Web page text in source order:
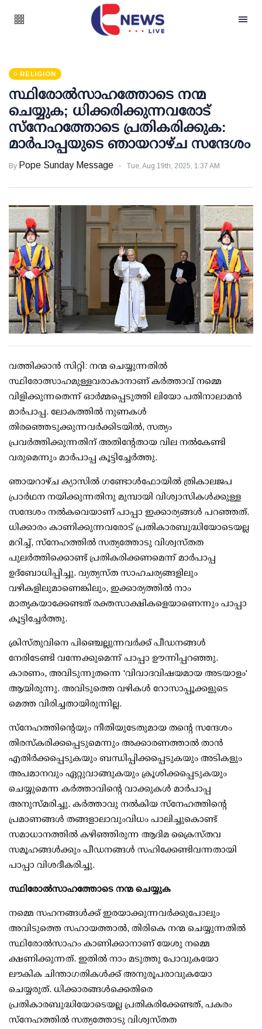
RELIGION
സ്ഥിരോൽസാഹത്തോടെ നന്മ
ചെയ്യുക; ധിക്കരിക്കുന്നവരോട്
സ്നേഹത്തോടെ പ്രതികരിക്കുക:
മാർപാപ്പയുടെ ഞായറാഴ്ച സന്ദേശം
By Pope Sunday Message Tue, Aug 19th, 2025, 1:37 AM
വത്തിക്കാൻ സിറ്റി: നന്മ ചെയ്യുന്നതിൽ
സ്ഥിരോത്സാഹമുള്ളവരാകാനാണ് കർത്താവ് നമ്മെ
വിളിക്കുന്നതെന്ന് ഓർമ്മപ്പെടുത്തി ലിയോ പതിനാലാമൻ
മാർപാപ്പ. ലോകത്തിൽ നുണകൾ
തിരഞ്ഞെടുക്കുന്നവർക്കിടയിൽ, സത്യം
പ്രവർത്തിക്കുന്നതിന് അതിന്റേതായ വില നൽകേണ്ടി
വരുമെന്നും മാർപാപ്പ കൂട്ടിച്ചേർത്തു.
ഞായറാഴ്ച ക്യാസിൽ ഗണ്ടോൾഫോയിൽ ത്രികാലജപ
പ്രാർഥന നയിക്കുന്നതിനു മുമ്പായി വിശ്വാസികൾക്കുള്ള
സന്ദേശം നൽകവെയാണ് പാപ്പാ ഇക്കാര്യങ്ങൾ പറഞ്ഞത്.
ധിക്കാരം കാണിക്കുന്നവരോട് പ്രതികാരബുദ്ധിയോടെയല്ല
മറിച്ച്, സ്നേഹത്തിൽ സത്യത്തോടു വിശ്വസ്തത
പുലർത്തിക്കൊണ്ട് പ്രതികരിക്കണമെന്ന് മാർപാപ്പ
ഉദ്ബോധിപ്പിച്ചു. വ്യത്യസ്ത സാഹചര്യങ്ങളിലും
വഴികളിലുമാണെങ്കിലും, ഇക്കാര്യത്തിൽ നാം
മാതൃകയാക്കേണ്ടത് രക്തസാക്ഷികളെയാണെന്നും പാപ്പാ
കൂട്ടിച്ചേർത്തു.
ക്രിസ്തുവിനെ പിഞ്ചെല്ലുന്നവർക്ക് പീഡനങ്ങൾ
നേരിടേണ്ടി വന്നേക്കുമെന്ന് പാപ്പാ ഊന്നിപ്പറഞ്ഞു.
കാരണം, അവിടുന്നുതന്നെ 'വിവാദവിഷയമായ അടയാളം'
ആയിരുന്നു. അവിടുത്തെ വഴികൾ റോസാപ്പൂക്കളുടെ
മെത്ത വിരിച്ചതായിരുന്നില്ല.
സ്നേഹത്തിന്റെയും നീതിയുടേതുമായ തന്റെ സന്ദേശം
തിരസ്കരിക്കപ്പെടുമെന്നും അക്കാരണത്താൽ താൻ
എതിർക്കപ്പെടുകയും ബന്ധിപ്പിക്കപ്പെടുകയും അടികളും
അപമാനവും ഏറ്റുവാങ്ങുകയും ക്രൂശിക്കപ്പെടുകയും
ചെയ്യുമെന്ന കർത്താവിന്റെ വാക്കുകൾ മാർപാപ്പ
അനുസ്മരിച്ചു. കർത്താവു നൽകിയ സ്നേഹത്തിൻ്റെ
പ്രമാണങ്ങൾ തങ്ങളാലാവുംവിധം പാലിച്ചുകൊണ്ട്
സമാധാനത്തിൽ കഴിഞ്ഞിരുന്ന ആദിമ ക്രൈസ്തവ
സമൂഹങ്ങൾക്കും പീഡനങ്ങൾ സഹിക്കേണ്ടിവന്നതായി
പാപ്പാ വിശദീകരിച്ചു.
സ്ഥിരോൽസാഹത്തോടെ നന്മ ചെയ്യുക
നമ്മെ സഹനങ്ങൾക്ക് ഇരയാക്കുന്നവർക്കുപോലും
അവിടുത്തെ സഹായത്താൽ, തിരികെ നന്മ ചെയ്യുന്നതിൽ
സ്ഥിരോൽസാഹം കാണിക്കാനാണ് യേശു നമ്മെ
ക്ഷണിക്കുന്നത്. ഇതിൽ നാം മടുത്തു പോവുകയോ
ലൗകിക ചിന്താഗതികൾക്ക് അനുരൂപരാവുകയോ
ചെയ്യരുത്. ധിക്കാരങ്ങൾക്കെതിരെ
പ്രതികാരബുദ്ധിയോടെയല്ല പ്രതികരിക്കേണ്ടത്, പകരം
സ്നേഹത്തിൽ സത്യത്തോടു വിശ്വസ്തത